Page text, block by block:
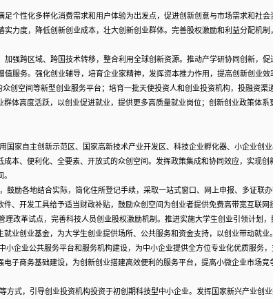
个性化多样化消费需求和用户体验为出发点，促进创新创意与市场需求和社会
力度，降低创新创业成本，壮大创新创业群体。完善股权激励和利益分配机
强跨区域、跨国技术转移，整合利用全球创新资源。推动产学研协同创新，促
服务。强化创业辅导，培育企业家精神，发挥资本推力作用，提高创新创业效
创空间等新型创业服务平台；培育一批天使投资人和创业投资机构，投融资渠
体高度活跃，以创业促进就业，提供更多高质量就业岗位；创新创业政策体系
家自主创新示范区、国家高新技术产业开发区、科技企业孵化器、小企业创
本、便利化、全要素、开放式的众创空间。发挥政策集成和协同效应，实现创
励各地结合实际，简化住所登记手续，采取一站式窗口、网上申报、多证联
、开发工具给予适当财政补贴，鼓励众创空间为创业者提供免费高带宽互联网
改革试点，完善科技人员创业股权激励机制。推进实施大学生创业引领计划
业创业基金，为大学生创业提供场所、公共服务和资金支持，以创业带动就业。
企业公共服务平台和服务机构建设，为中小企业提供全方位专业化优质服务
子商务基础建设，为创新创业搭建高效便利的服务平台，提高小微企业市场竞
式，引导创业投资机构投资于初创期科技型中小企业。发挥国家新兴产业创